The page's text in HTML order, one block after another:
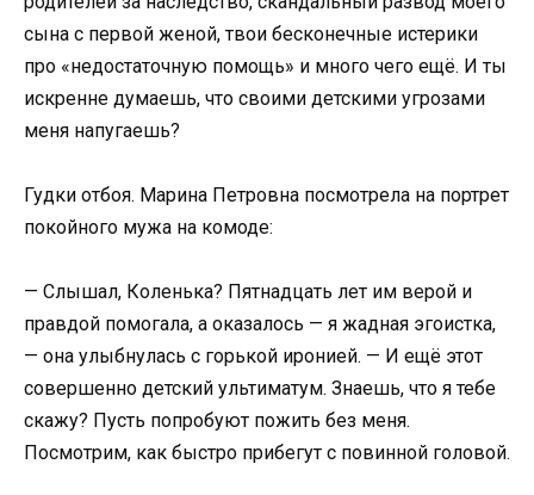
сына с первой женой, твои бесконечные истерики
про «недостаточную помощь» и много чего ещё. И ты
искренне думаешь, что своими детскими угрозами
меня напугаешь?
Гудки отбоя. Марина Петровна посмотрела на портрет
покойного мужа на комоде:
— Слышал, Коленька? Пятнадцать лет им верой и
правдой помогала, а оказалось — я жадная эгоистка,
— она улыбнулась с горькой иронией. — И ещё этот
совершенно детский ультиматум. Знаешь, что я тебе
скажу? Пусть попробуют пожить без меня.
Посмотрим, как быстро прибегут с повинной головой.